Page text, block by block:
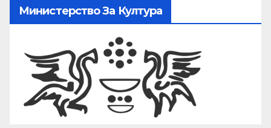
Министерство За Култура